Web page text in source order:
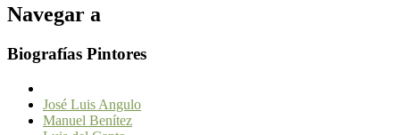
Navegar a
Biografías Pintores
José Luis Angulo
Manuel Benítez